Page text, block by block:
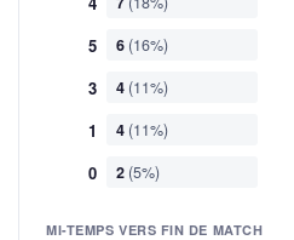
5 6 (16%)
3 4 (11%)
1 4 (11%)
0 2 (5%)
MI-TEMPS VERS FIN DE MATCH